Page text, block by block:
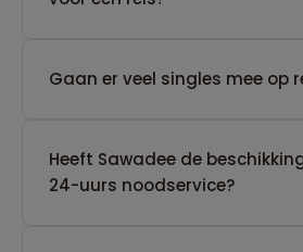
Gaan er veel singles mee op
Heeft Sawadee de
24-uurs noodservice?